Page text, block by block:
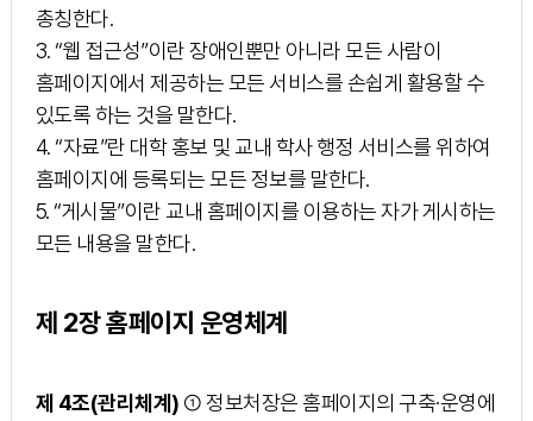
총칭한다.
3. “웹 접근성”이란 장애인뿐만 아니라 모든 사람이
홈페이지에서 제공하는 모든 서비스를 손쉽게 활용할 수
있도록 하는 것을 말한다.
4. “자료”란 대학 홍보 및 교내 학사 행정 서비스를 위하여
홈페이지에 등록되는 모든 정보를 말한다.
5. “게시물”이란 교내 홈페이지를 이용하는 자가 게시하는
모든 내용을 말한다.
제 2장 홈페이지 운영체계
제 4조(관리체계) ① 정보처장은 홈페이지의 구축·운영에